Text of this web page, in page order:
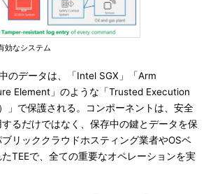
効なシステム
のデータは、「Intel SGX」「Arm
Element」のような「Trusted Execution
」で保護される。コンポーネントは、安全
るだけではなく、保存中の鍵とデータを保
リッククラウドホスティング業者やOSベ
TEEで、全ての重要なオペレーションを実